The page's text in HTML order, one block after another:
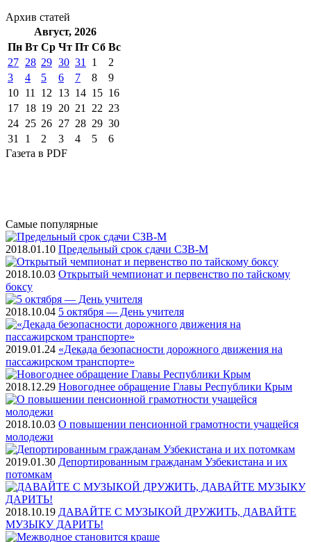
Архив статей
Август, 2026
Пн Вт Ср Чт Пт Cб Вс
27 28 29 30 31 1
2
3
4 5 6 7 8
9
10 11 12 13 14 15 16
17 18 19 20 21 22 23
24 25 26 27 28 29 30
31
1 2 3 4 5
6
Газета в PDF
Самые популярные
2018.01.10 Предельный срок сдачи СЗВ-М
2018.10.03 Открытый чемпионат и первенство по тайскому
боксу
2018.10.04 5 октября — День учителя
2019.01.24 «Декада безопасности дорожного движения на
пассажирском транспорте»
2018.12.29 Новогоднее обращение Главы Республики Крым
2018.10.03 О повышении пенсионной грамотности учащейся
молодежи
2019.01.30 Депортированным гражданам Узбекистана и их
потомкам
2018.10.19 ДАВАЙТЕ С МУЗЫКОЙ ДРУЖИТЬ, ДАВАЙТЕ
МУЗЫКУ ДАРИТЬ!